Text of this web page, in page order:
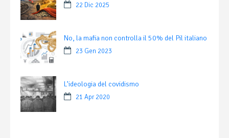
22 Dic 2025
No, la mafia non controlla il 50% del Pil italiano
23 Gen 2023
L’ideologia del covidismo
21 Apr 2020